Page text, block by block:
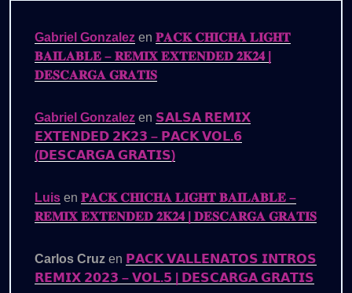
Gabriel Gonzalez en 𝐏𝐀𝐂𝐊 𝐂𝐇𝐈𝐂𝐇𝐀 𝐋𝐈𝐆𝐇𝐓
𝐁𝐀𝐈𝐋𝐀𝐁𝐋𝐄 – 𝐑𝐄𝐌𝐈𝐗 𝐄𝐗𝐓𝐄𝐍𝐃𝐄𝐃 𝟐𝐊𝟐𝟒 |
𝐃𝐄𝐒𝐂𝐀𝐑𝐆𝐀 𝐆𝐑𝐀𝐓𝐈𝐒
Gabriel Gonzalez en 𝗦𝗔𝗟𝗦𝗔 𝗥𝗘𝗠𝗜𝗫
𝗘𝗫𝗧𝗘𝗡𝗗𝗘𝗗 𝟮𝗞𝟮𝟯 – 𝗣𝗔𝗖𝗞 𝗩𝗢𝗟.𝟲
(𝗗𝗘𝗦𝗖𝗔𝗥𝗚𝗔 𝗚𝗥𝗔𝗧𝗜𝗦)
Luis en 𝐏𝐀𝐂𝐊 𝐂𝐇𝐈𝐂𝐇𝐀 𝐋𝐈𝐆𝐇𝐓 𝐁𝐀𝐈𝐋𝐀𝐁𝐋𝐄 –
𝐑𝐄𝐌𝐈𝐗 𝐄𝐗𝐓𝐄𝐍𝐃𝐄𝐃 𝟐𝐊𝟐𝟒 | 𝐃𝐄𝐒𝐂𝐀𝐑𝐆𝐀 𝐆𝐑𝐀𝐓𝐈𝐒
Carlos Cruz en 𝗣𝗔𝗖𝗞 𝗩𝗔𝗟𝗟𝗘𝗡𝗔𝗧𝗢𝗦 𝗜𝗡𝗧𝗥𝗢𝗦
𝗥𝗘𝗠𝗜𝗫 𝟮𝟬𝟮𝟯 – 𝗩𝗢𝗟.𝟱 | 𝗗𝗘𝗦𝗖𝗔𝗥𝗚𝗔 𝗚𝗥𝗔𝗧𝗜𝗦